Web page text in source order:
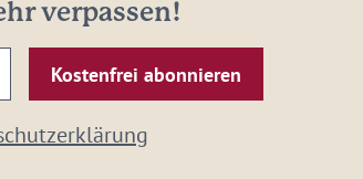
verpassen!